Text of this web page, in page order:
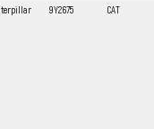
9Y2675 CAT